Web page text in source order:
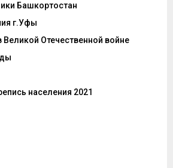
Башкортостан
г.Уфы
Отечественной войне
населения 2021